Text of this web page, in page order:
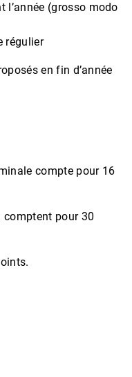
l’année (grosso modo
régulier
en fin d’année
compte pour 16
comptent pour 30